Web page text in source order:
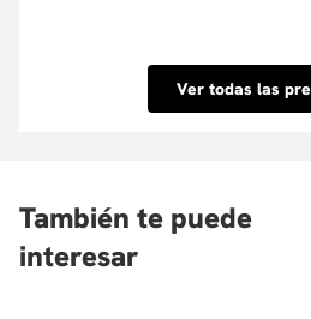
inmediata. Conoce las
tenemos convenio aquí.
Ver todas las
También te puede
interesar